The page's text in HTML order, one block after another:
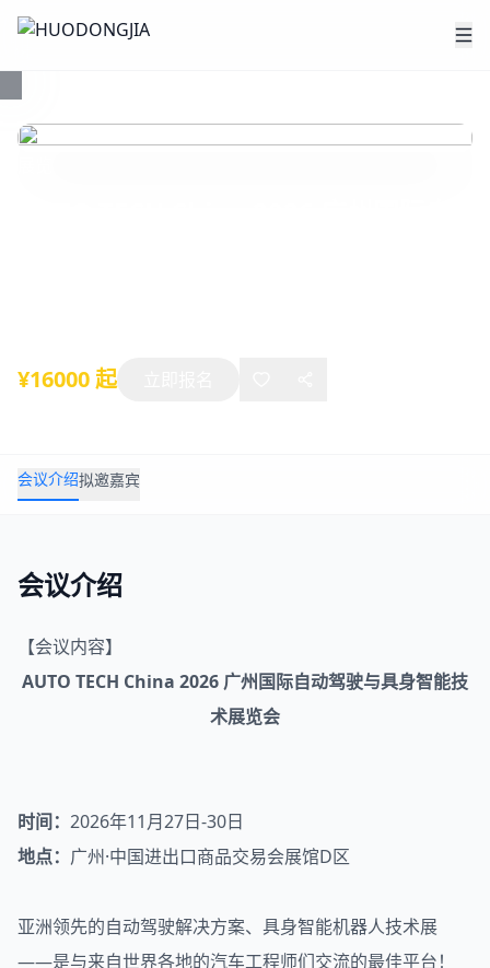
¥16000 起
会议介绍拟邀嘉宾
会议介绍
【会议内容】
AUTO TECH China 2026 广州国际自动驾驶与具身智能技
术展览会
时间： 2026年11月27日-30日
地点： 广州·中国进出口商品交易会展馆D区
亚洲领先的自动驾驶解决方案、具身智能机器人技术展
——是与来自世界各地的汽车工程师们交流的最佳平台！